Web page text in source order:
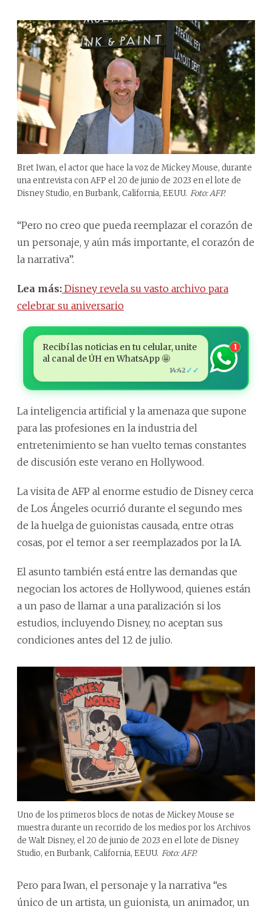
Bret Iwan, el actor que hace la voz de Mickey Mouse, durante
una entrevista con AFP el 20 de junio de 2023 en el lote de
Disney Studio, en Burbank, California, EEUU. Foto: AFP.
“Pero no creo que pueda reemplazar el corazón de
un personaje, y aún más importante, el corazón de
la narrativa”.
Lea más: Disney revela su vasto archivo para
celebrar su aniversario
Recibí las noticias en tu celular, unite
al canal de ÚH en WhatsApp 🤩
14:42 ✓✓
1
La inteligencia artificial y la amenaza que supone
para las profesiones en la industria del
entretenimiento se han vuelto temas constantes
de discusión este verano en Hollywood.
La visita de AFP al enorme estudio de Disney cerca
de Los Ángeles ocurrió durante el segundo mes
de la huelga de guionistas causada, entre otras
cosas, por el temor a ser reemplazados por la IA.
El asunto también está entre las demandas que
negocian los actores de Hollywood, quienes están
a un paso de llamar a una paralización si los
estudios, incluyendo Disney, no aceptan sus
condiciones antes del 12 de julio.
Uno de los primeros blocs de notas de Mickey Mouse se
muestra durante un recorrido de los medios por los Archivos
de Walt Disney, el 20 de junio de 2023 en el lote de Disney
Studio, en Burbank, California, EEUU. Foto: AFP.
Pero para Iwan, el personaje y la narrativa “es
único de un artista, un guionista, un animador, un